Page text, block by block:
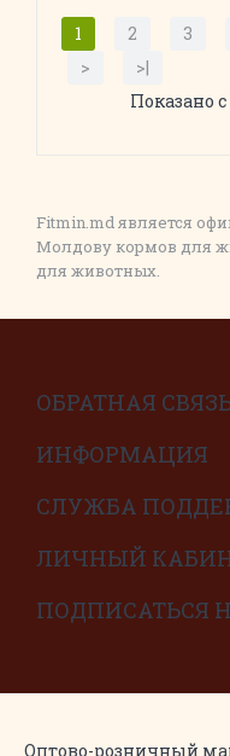
1 2 3
>
>|
Показано с
Fitmin.md является
Молдову кормов для
для животных.
ОБРАТНАЯ
ИНФОРМАЦИЯ
СЛУЖБА
ЛИЧНЫЙ
ПОДПИСАТЬСЯ
Оптово-розничный